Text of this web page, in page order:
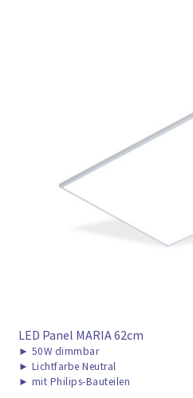
LED Panel MARIA 62cm
► 50W dimmbar
► Lichtfarbe Neutral
► mit Philips-Bauteilen